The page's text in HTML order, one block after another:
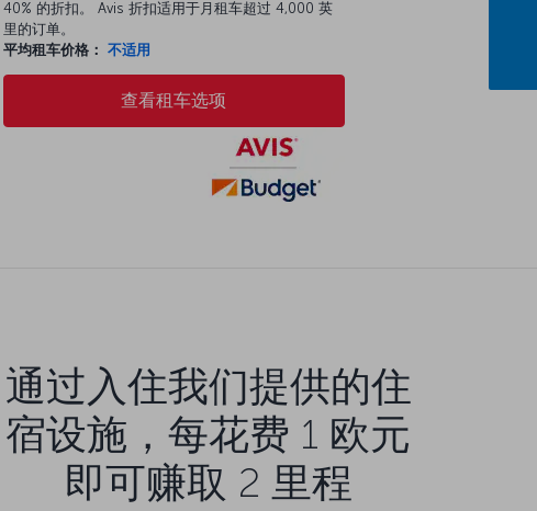
40% 的折扣。 Avis 折扣适用于月租车超过 4,000 英
里的订单。
平均租车价格： 不适用
查看租车选项
通过入住我们提供的住
宿设施，每花费 1 欧元
即可赚取 2 里程